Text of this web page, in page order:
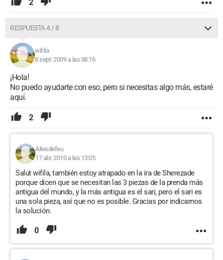
2
RESPUESTA 4 / 8
wifila
8 sept. 2009 a las 08:16
¡Hola!
No puedo ayudarte con eso, pero si necesitas algo más, estaré
aquí.
2
Ailesdefeu
17 abr. 2010 a las 13:05
Salut wifila, también estoy atrapado en la ira de Sherezade
porque dicen que se necesitan las 3 piezas de la prenda más
antigua del mundo, y la más antigua es el sari, pero el sari es
una sola pieza, así que no es posible. Gracias por indicarnos
la solución.
0